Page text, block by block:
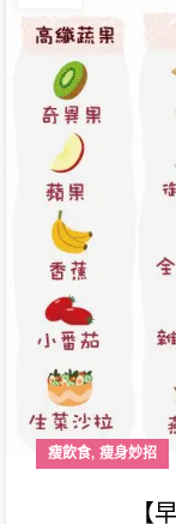
瘦飲食, 瘦身妙招
【